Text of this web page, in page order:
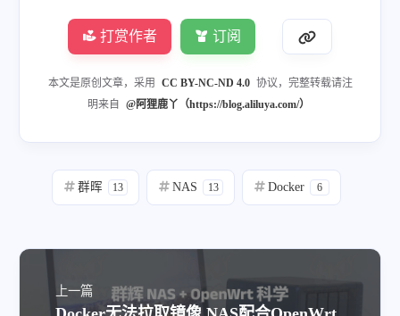
打赏作者 订阅
本文是原创文章，采用 CC BY-NC-ND 4.0 协议，完整转载请注
明来自
@阿狸鹿丫（https://blog.aliluya.com/）
群晖 13 NAS 13 Docker 6
上一篇